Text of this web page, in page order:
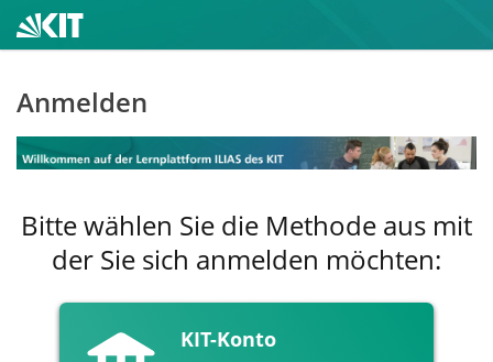
Anmelden
Bitte wählen Sie die Methode aus mit
der Sie sich anmelden möchten:
KIT-Konto